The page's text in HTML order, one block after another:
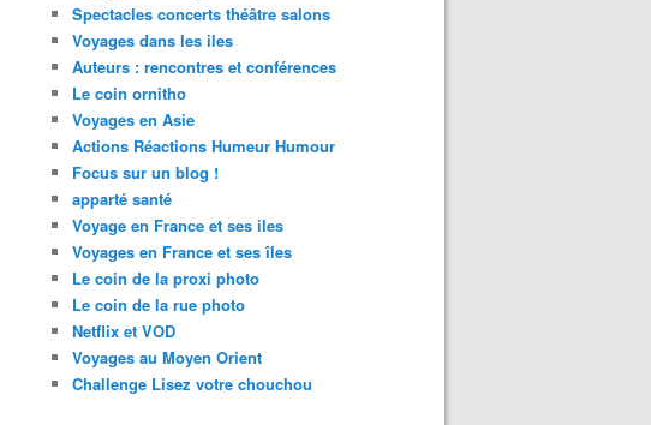
Spectacles concerts théâtre salons
Voyages dans les iles
Auteurs : rencontres et conférences
Le coin ornitho
Voyages en Asie
Actions Réactions Humeur Humour
Focus sur un blog !
apparté santé
Voyage en France et ses iles
Voyages en France et ses îles
Le coin de la proxi photo
Le coin de la rue photo
Netflix et VOD
Voyages au Moyen Orient
Challenge Lisez votre chouchou